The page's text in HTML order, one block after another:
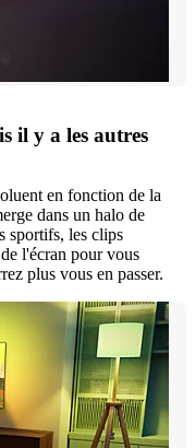
il y a les autres
en fonction de la
dans un halo de
sportifs, les clips
l'écran pour vous
plus vous en passer.